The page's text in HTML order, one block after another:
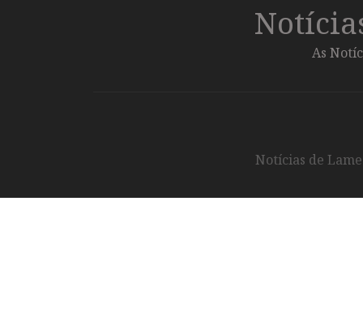
As
Notícias de